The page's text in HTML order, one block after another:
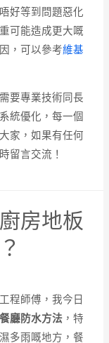
好等到問題惡化
可能造成更大嘅
，可以參考維基
要專業技術同長
統優化，每一個
家，如果有任何
留言交流！
房地板
程師傅，我今日
廳防水方法 ，特
多雨嘅地方，餐